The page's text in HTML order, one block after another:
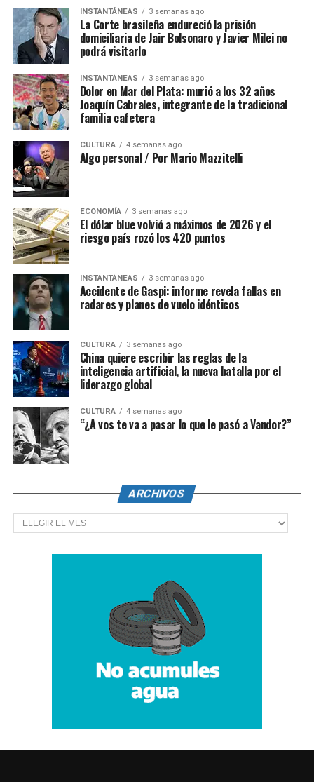
INSTANTÁNEAS 3 semanas ago
La Corte brasileña endureció la prisión
domiciliaria de Jair Bolsonaro y Javier Milei no
podrá visitarlo
INSTANTÁNEAS 3 semanas ago
Dolor en Mar del Plata: murió a los 32 años
Joaquín Cabrales, integrante de la tradicional
familia cafetera
CULTURA 4 semanas ago
Algo personal / Por Mario Mazzitelli
ECONOMÍA 3 semanas ago
El dólar blue volvió a máximos de 2026 y el
riesgo país rozó los 420 puntos
INSTANTÁNEAS 3 semanas ago
Accidente de Gaspi: informe revela fallas en
radares y planes de vuelo idénticos
CULTURA 3 semanas ago
China quiere escribir las reglas de la
inteligencia artificial, la nueva batalla por el
liderazgo global
CULTURA 4 semanas ago
“¿A vos te va a pasar lo que le pasó a Vandor?”
ARCHIVOS
Archivos